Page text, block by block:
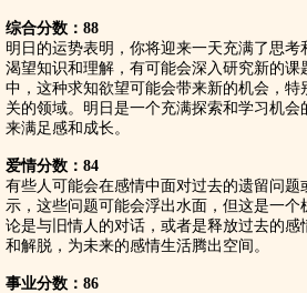
综合分数：88
明日的运势表明，你将迎来一天充满了思考
渴望知识和理解，有可能会深入研究新的
中，这种求知欲望可能会带来新的机会，特
关的领域。明日是一个充满探索和学习机
来满足感和成长。
爱情分数：84
有些人可能会在感情中面对过去的遗留问题
示，这些问题可能会浮出水面，但这是一
论是与旧情人的对话，或者是释放过去的
和解脱，为未来的感情生活腾出空间。
事业分数：86